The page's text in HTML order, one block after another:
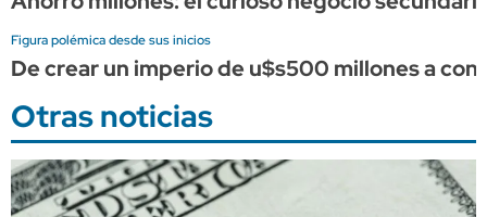
Figura polémica desde sus inicios
De crear un imperio de u$s500 millones a
Otras noticias